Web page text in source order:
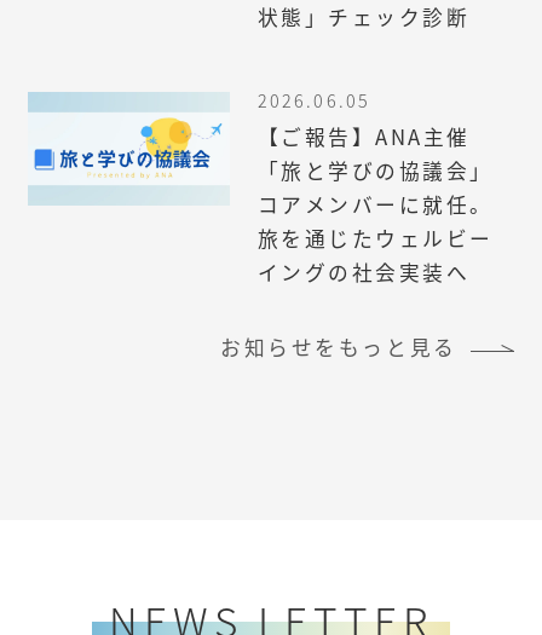
状態」チェック診断
2026.06.05
【ご報告】ANA主催
「旅と学びの協議会」
コアメンバーに就任。
旅を通じたウェルビー
イングの社会実装へ
お知らせをもっと見る
NEWS LETTER